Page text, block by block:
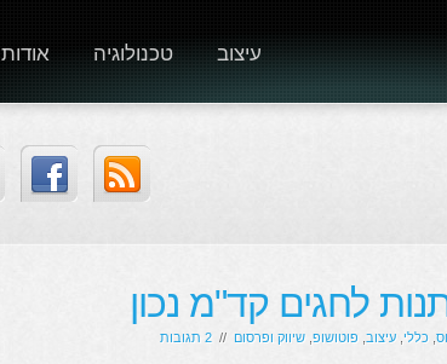
אודות טכנולוגיה עיצוב
לחגים קד"מ נכון
כללי עיצוב פוטושופ שיווק ופרסום // 2 תגובות